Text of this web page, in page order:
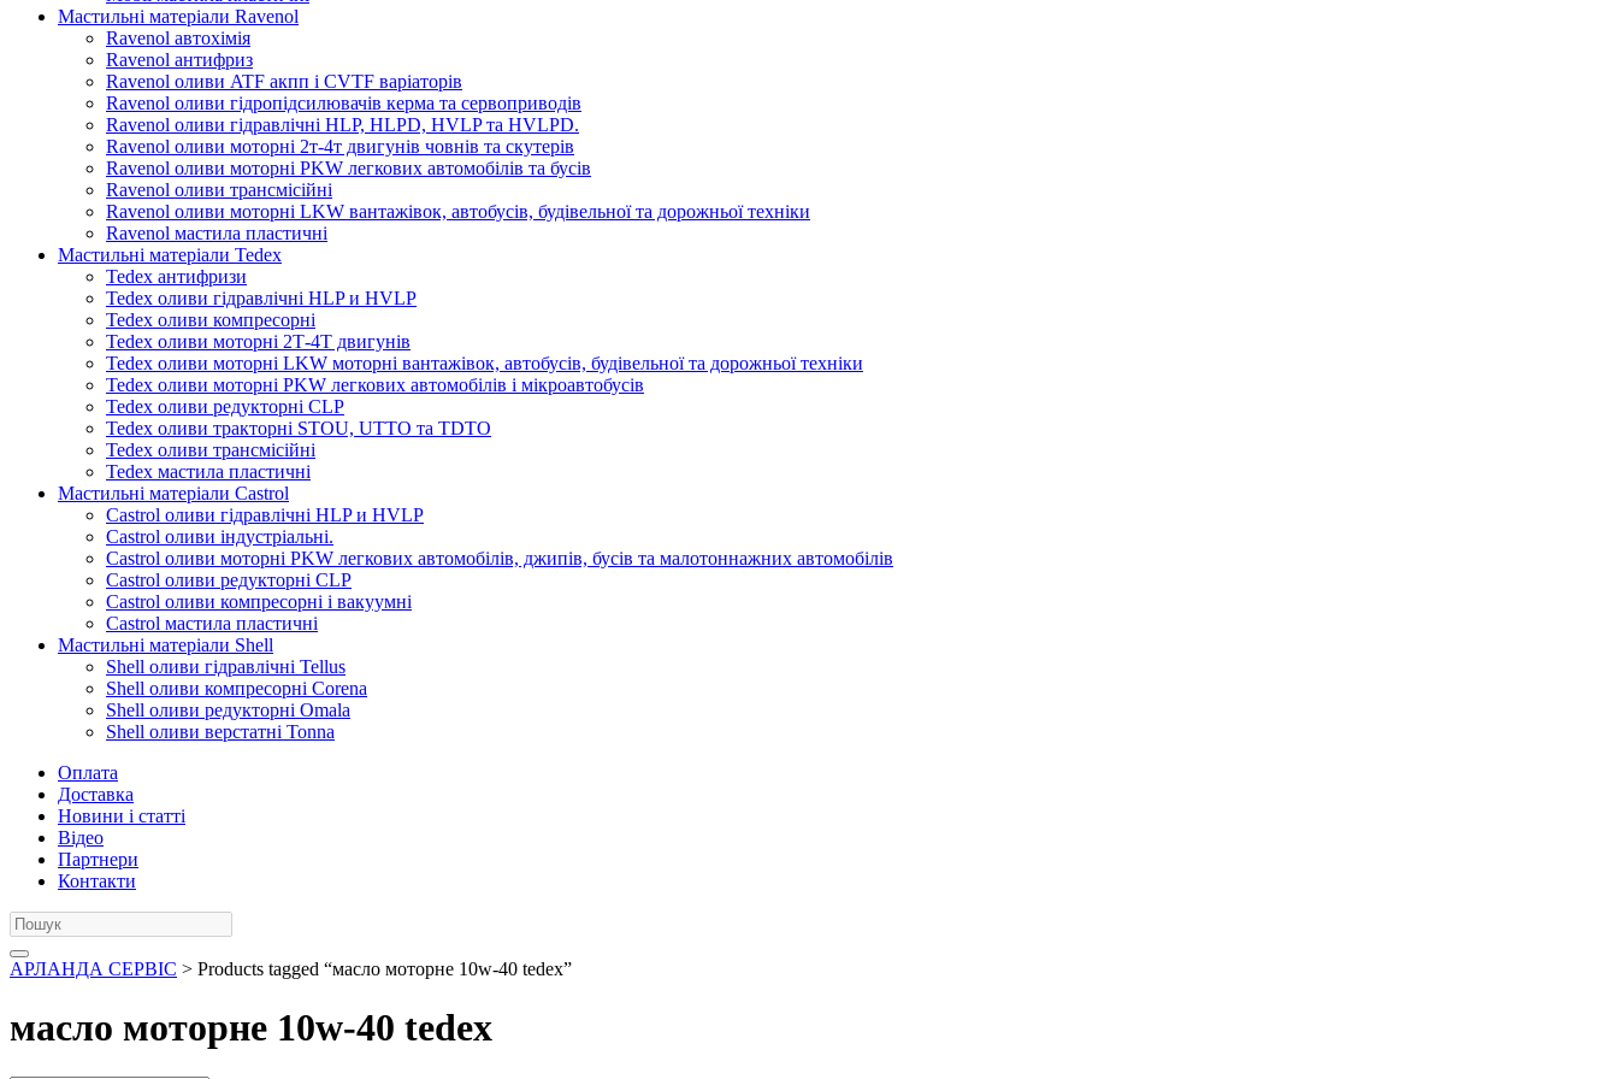
Мастильні матеріали Ravenol
Ravenol автохімія
Ravenol антифриз
Ravenol оливи ATF акпп і CVTF варіаторів
Ravenol оливи гідропідсилювачів керма та сервоприводів
Ravenol оливи гідравлічні HLP, HLPD, HVLP та HVLPD.
Ravenol оливи моторні 2т-4т двигунів човнів та скутерів
Ravenol оливи моторні PKW легкових автомобілів та бусів
Ravenol оливи трансмісійні
Ravenol оливи моторні LKW вантажівок, автобусів, будівельної та дорожньої техніки
Ravenol мастила пластичні
Мастильні матеріали Tedex
Tedex антифризи
Tedex оливи гідравлічні HLP и HVLP
Tedex оливи компресорні
Tedex оливи моторні 2Т-4Т двигунів
Tedex оливи моторні LKW моторні вантажівок, автобусів, будівельної та дорожньої техніки
Tedex оливи моторні PKW легкових автомобілів і мікроавтобусів
Tedex оливи редукторні CLP
Tedex оливи тракторні STOU, UTTO та TDTO
Tedex оливи трансмісійні
Tedex мастила пластичні
Мастильні матеріали Castrol
Castrol оливи гідравлічні HLP и HVLP
Castrol оливи індустріальні.
Castrol оливи моторні PKW легкових автомобілів, джипів, бусів та малотоннажних автомобілів
Castrol оливи редукторні CLP
Castrol оливи компресорні і вакуумні
Castrol мастила пластичні
Мастильні матеріали Shell
Shell оливи гідравлічні Tellus
Shell оливи компресорні Corena
Shell оливи редукторні Omala
Shell оливи верстатні Tonna
Оплата
Доставка
Новини і статті
Відео
Партнери
Контакти
АРЛАНДА СЕРВІС > Products tagged “масло моторне 10w-40 tedex”
масло моторне 10w-40 tedex